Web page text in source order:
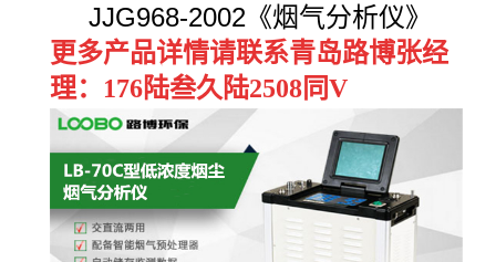
JJG968-2002《烟气分析仪》
更多产品详情请联系青岛路博张经
理：176陆叁久陆2508同V